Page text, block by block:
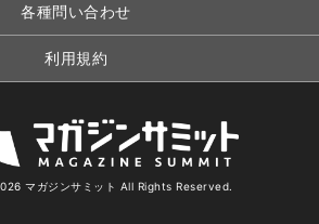
各種問い合わせ
利用規約
マガジンサミット All Rights Reserved.